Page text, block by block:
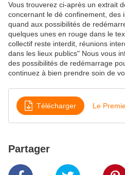
Vous trouverez ci-après un extrait
concernant le dé confinement, des
quand aux possibilités de
quelques unes en rouge dans le
collectif reste interdit, réunions
dans les lieux publics" Nous vous
des possibilités de redémarrage
continuez à bien prendre soin de
Télécharger
Partager